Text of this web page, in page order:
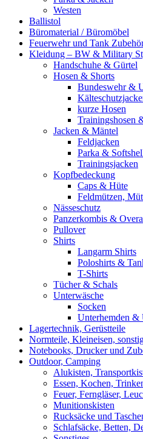
Westen
Ballistol
Büromaterial / Büromöbel
Feuerwehr und Tank
Kleidung – BW & Military
Handschuhe & Gürtel
Hosen & Shorts
Bundeswehr &
kurze Hosen
Trainingshosen
Jacken & Mäntel
Feldjacken
Parka &
Trainingsjacken
Kopfbedeckung
Caps & Hüte
Feldmützen,
Nässeschutz
Panzerkombis &
Pullover
Shirts
Langarm Shirts
Poloshirts &
T-Shirts
Tücher & Schals
Unterwäsche
Socken
Unterhemden &
Lagertechnik, Gerüstteile
Normteile, Kleineisen,
Notebooks, Drucker und
Outdoor, Camping
Alukisten,
Essen, Kochen,
Feuer, Ferngläser,
Munitionskisten
Rucksäcke und
Schlafsäcke, Betten,